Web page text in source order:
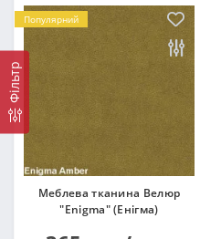
Фільтр
Популярний
Меблева тканина Велюр
"Enigma" (Енігма)